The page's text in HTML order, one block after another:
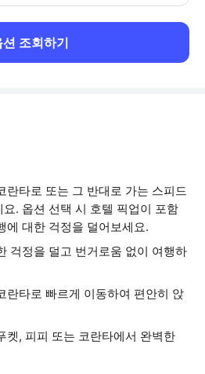
션 조회하기
란타로 또는 그 반대로 가는 스피드
. 옵션 선택 시 호텔 픽업이 포함
에 대한 걱정을 덜어보세요.
걱정을 덜고 번거로움 없이 여행하
란타로 빠르게 이동하여 편안히 앉
켓, 피피 또는 코란타에서 완벽한